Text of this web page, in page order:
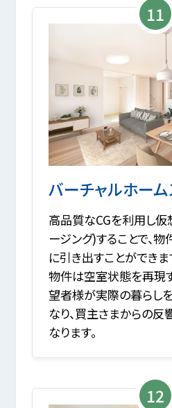
11
バーチャルホー
高品質なCGを利用し
ージング)することで、
に引き出すことができま
物件は空室状態を再現
望者様が実際の暮らし
なり、買主さまからの反
なります。
12